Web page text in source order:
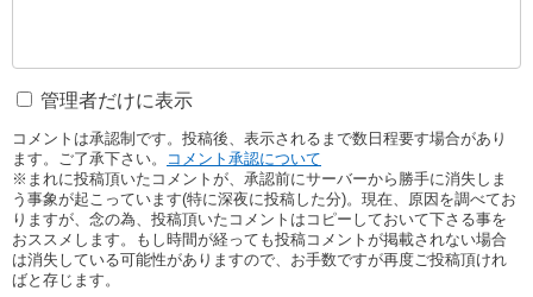
管理者だけに表示
コメントは承認制です。投稿後、表示されるまで数日程要す場合があり
ます。ご了承下さい。
コメント承認について
※まれに投稿頂いたコメントが、承認前にサーバーから勝手に消失しま
う事象が起こっています(特に深夜に投稿した分)。現在、原因を調べてお
りますが、念の為、投稿頂いたコメントはコピーしておいて下さる事を
おススメします。もし時間が経っても投稿コメントが掲載されない場合
は消失している可能性がありますので、お手数ですが再度ご投稿頂けれ
ばと存じます。